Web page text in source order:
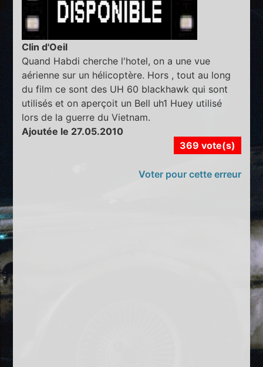
Clin d'Oeil
Quand Habdi cherche l'hotel, on a une vue
aérienne sur un hélicoptère. Hors , tout au long
du film ce sont des UH 60 blackhawk qui sont
utilisés et on aperçoit un Bell uh1 Huey utilisé
lors de la guerre du Vietnam.
Ajoutée le 27.05.2010
369 vote(s)
Voter pour cette erreur